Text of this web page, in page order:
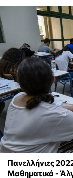
Πανελλήνιες
Μαθηματικά -